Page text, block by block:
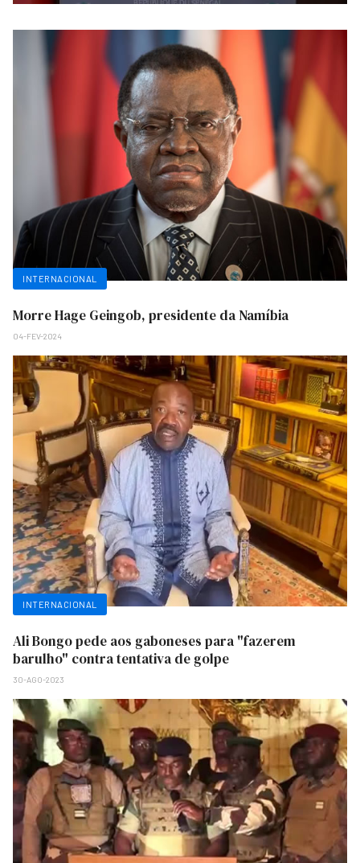
INTERNACIONAL
Morre Hage Geingob, presidente da Namíbia
04-FEV-2024
INTERNACIONAL
Ali Bongo pede aos gaboneses para "fazerem
barulho" contra tentativa de golpe
30-AGO-2023